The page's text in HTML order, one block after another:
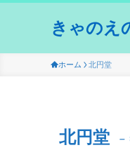
きゃのえ
ホーム 北円堂
北円堂 –